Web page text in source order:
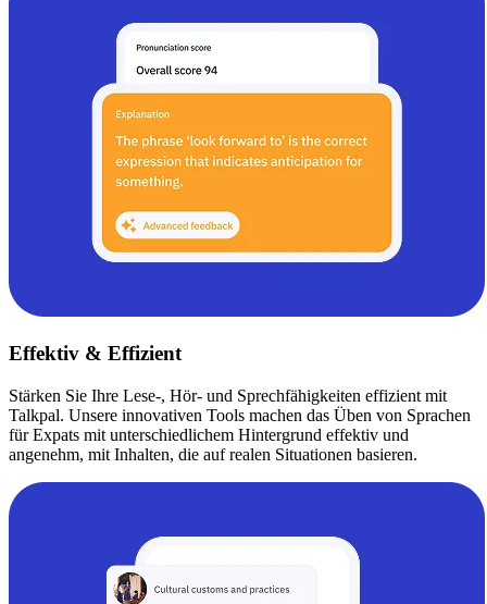
Effektiv & Effizient
Stärken Sie Ihre Lese-, Hör- und Sprechfähigkeiten effizient mit
Talkpal. Unsere innovativen Tools machen das Üben von Sprachen
für Expats mit unterschiedlichem Hintergrund effektiv und
angenehm, mit Inhalten, die auf realen Situationen basieren.